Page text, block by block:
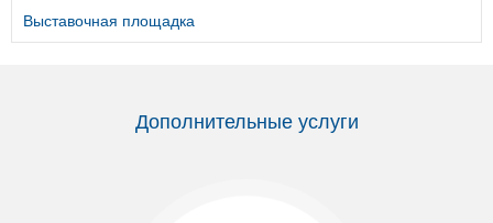
Выставочная площадка
Дополнительные услуги